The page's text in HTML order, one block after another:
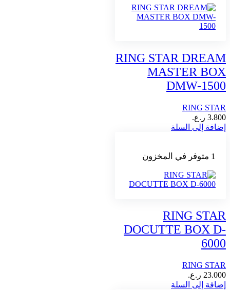
RING STAR DREAM
MASTER BOX
DMW-1500
RING STAR
3.800 ر.ع.
إضافة إلى السلة
1 متوفر في المخزون
RING STAR
DOCUTTE BOX D-
6000
RING STAR
23.000 ر.ع.
إضافة إلى السلة